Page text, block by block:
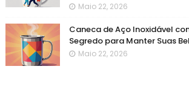
Maio 22, 2026
Caneca de Aço Inoxidável
Segredo para Manter Suas
Maio 22, 2026